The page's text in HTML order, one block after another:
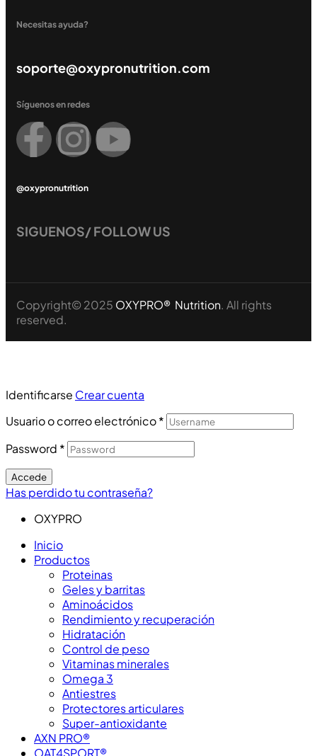
Necesitas ayuda?
soporte@oxypronutrition.com
Síguenos en redes
@oxypronutrition
SIGUENOS/ FOLLOW US
Copyright© 2025 OXYPRO® Nutrition. All rights
reserved.
Identificarse Crear cuenta
Usuario o correo electrónico*
Password *
Accede
Has perdido tu contraseña?
OXYPRO
Inicio
Productos
Proteinas
Geles y barritas
Aminoácidos
Rendimiento y recuperación
Hidratación
Control de peso
Vitaminas minerales
Omega 3
Antiestres
Protectores articulares
Super-antioxidante
AXN PRO®
OAT4SPORT®